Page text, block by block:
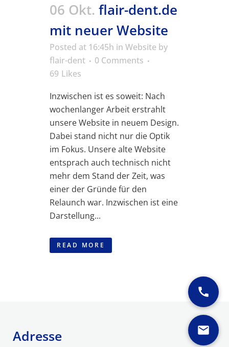
06 Okt. flair-dent.de
mit neuer Website
Posted at 16:45h in Website by
flair-dent
0 Comments
69 Likes
Inzwischen ist es soweit: Nach
wochenlanger Arbeit erstrahlt
unsere Website in neuem Design.
Dabei stand nicht nur die Optik
im Fokus. Unsere alte Website
entsprach auch technisch nicht
mehr dem Stand der Zeit, was
einer der Gründe für den
Relaunch war. Inzwischen ist eine
Darstellung...
READ MORE
Adresse